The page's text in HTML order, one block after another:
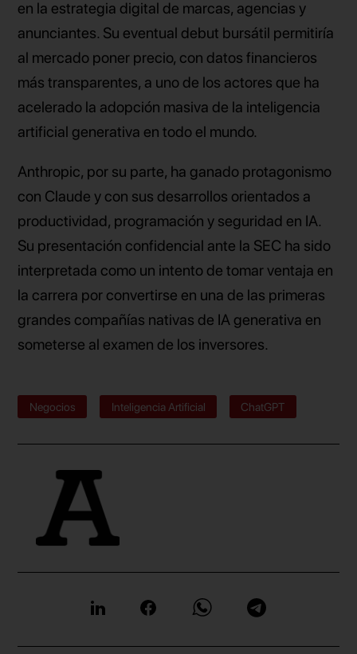
en la estrategia digital de marcas, agencias y
anunciantes. Su eventual debut bursátil permitiría
al mercado poner precio, con datos financieros
más transparentes, a uno de los actores que ha
acelerado la adopción masiva de la inteligencia
artificial generativa en todo el mundo.
Anthropic, por su parte, ha ganado protagonismo
con Claude y con sus desarrollos orientados a
productividad, programación y seguridad en IA.
Su presentación confidencial ante la SEC ha sido
interpretada como un intento de tomar ventaja en
la carrera por convertirse en una de las primeras
grandes compañías nativas de IA generativa en
someterse al examen de los inversores.
Negocios Inteligencia Artificial ChatGPT